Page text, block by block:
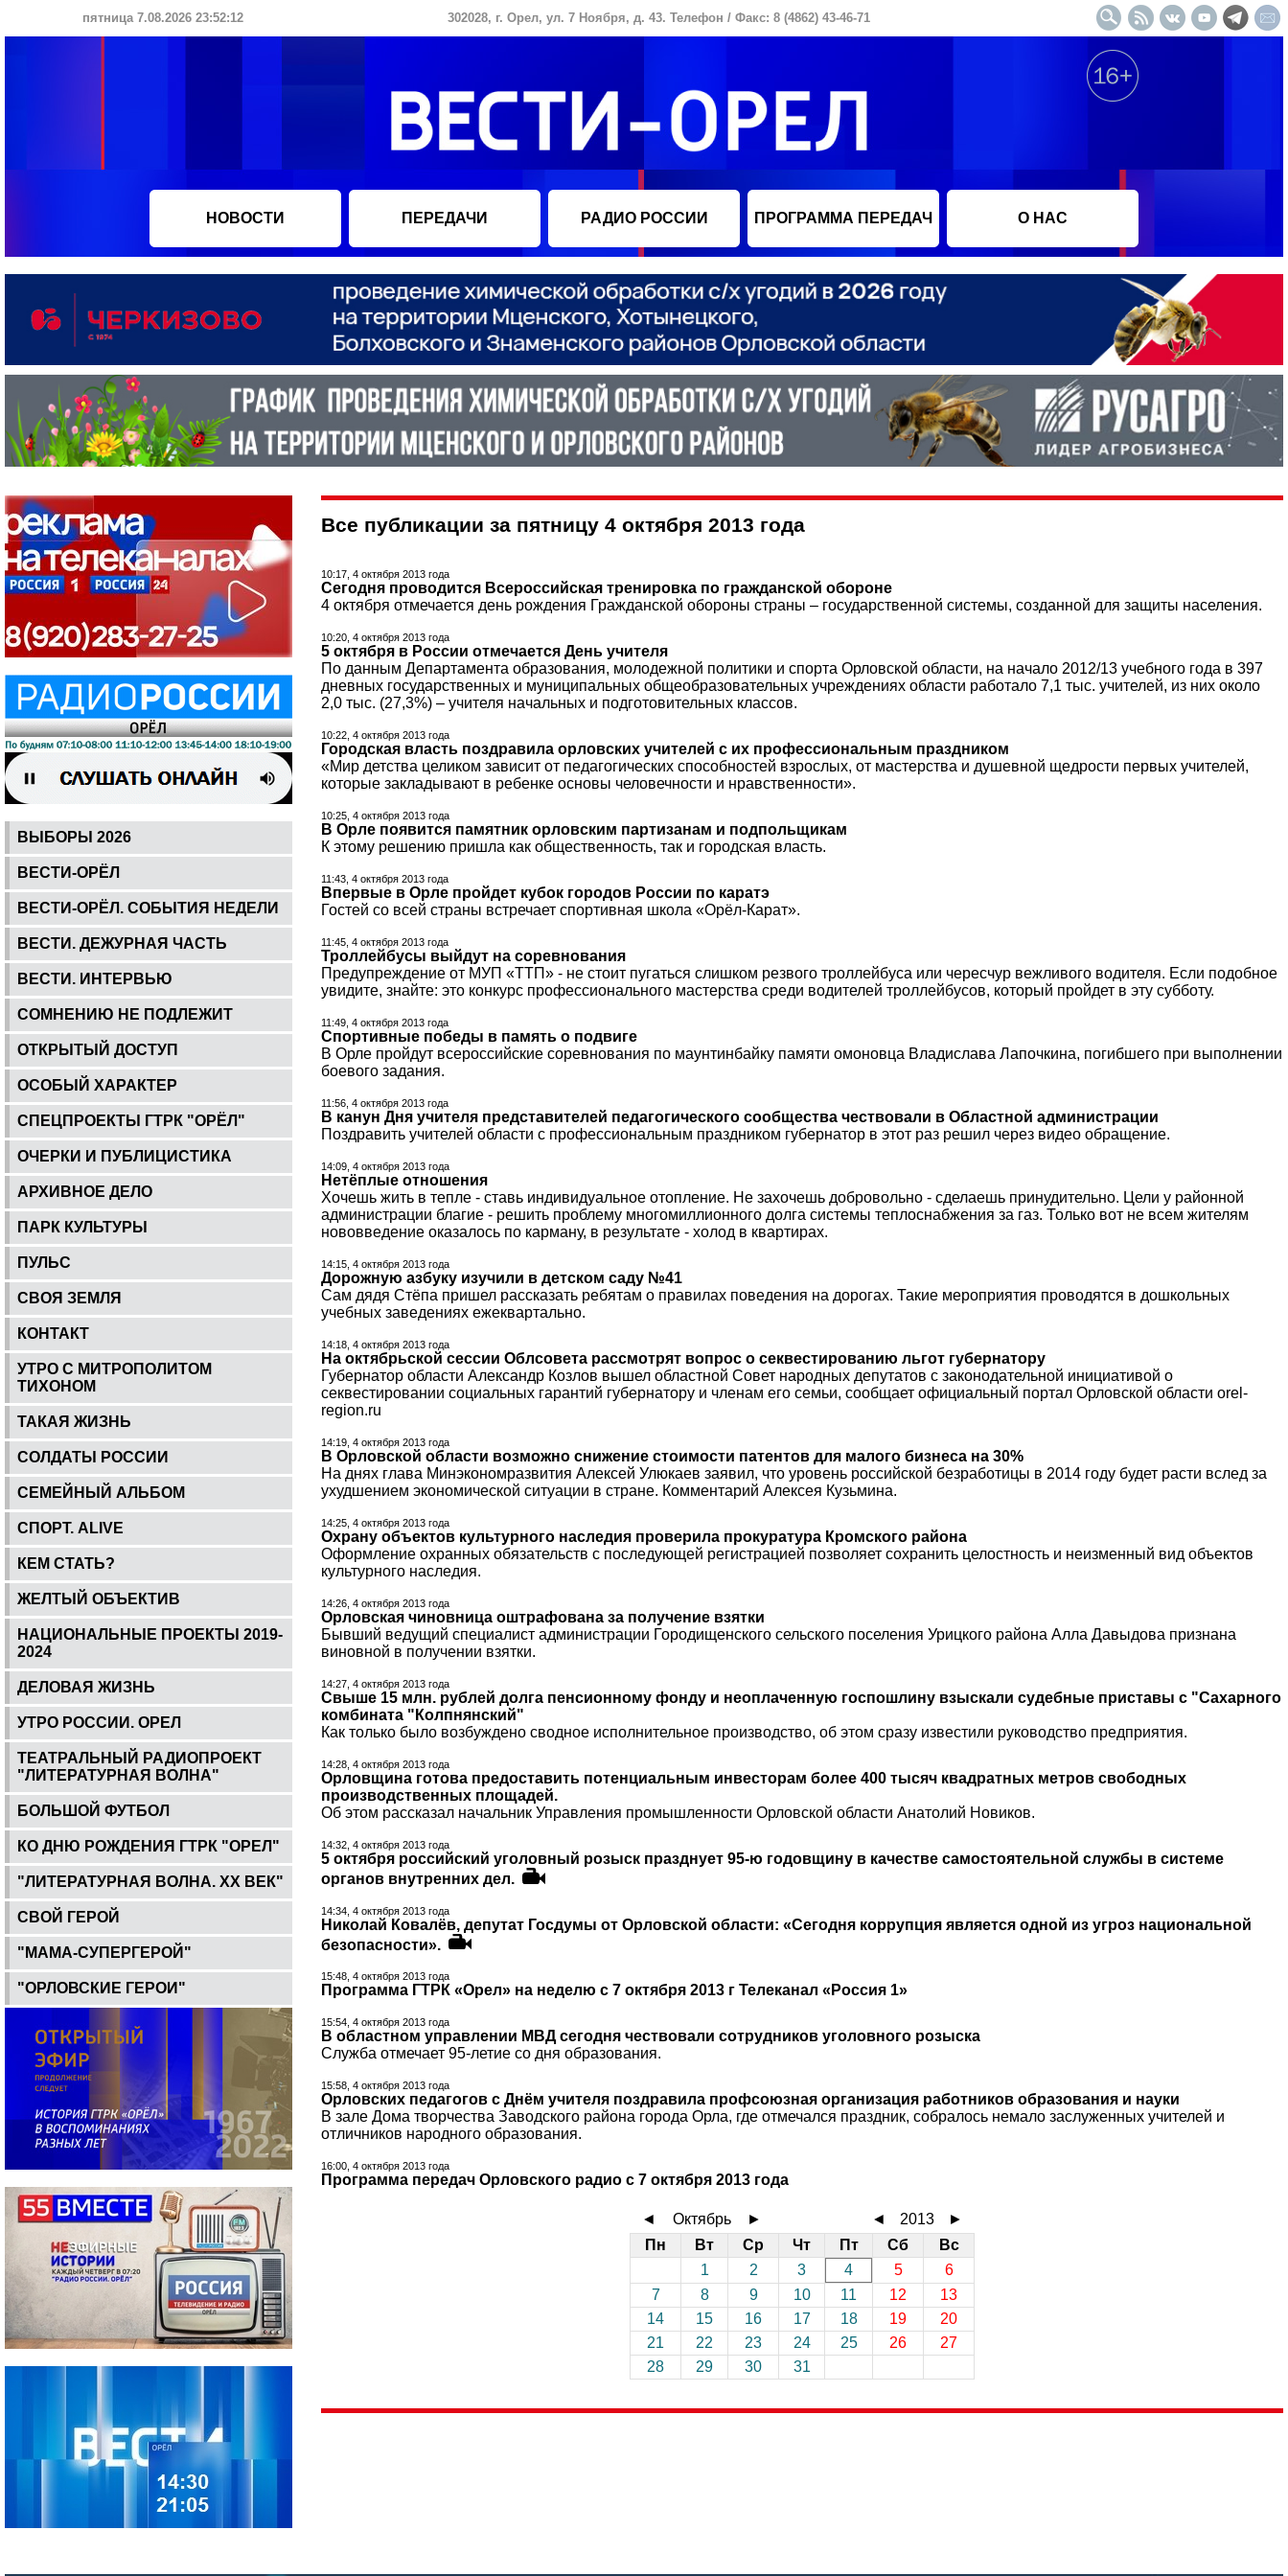
пятница 7.08.2026 23:52:13 302028, г. Орел, ул. 7 Ноября, д. 43. Телефон / Факс: 8 (4862) 43-46-71
НОВОСТИ ПЕРЕДАЧИ РАДИО РОССИИ ПРОГРАММА ПЕРЕДАЧ О НАС
ВЫБОРЫ 2026
ВЕСТИ-ОРЁЛ
ВЕСТИ-ОРЁЛ. СОБЫТИЯ НЕДЕЛИ
ВЕСТИ. ДЕЖУРНАЯ ЧАСТЬ
ВЕСТИ. ИНТЕРВЬЮ
СОМНЕНИЮ НЕ ПОДЛЕЖИТ
ОТКРЫТЫЙ ДОСТУП
ОСОБЫЙ ХАРАКТЕР
СПЕЦПРОЕКТЫ ГТРК "ОРЁЛ"
ОЧЕРКИ И ПУБЛИЦИСТИКА
АРХИВНОЕ ДЕЛО
ПАРК КУЛЬТУРЫ
ПУЛЬС
СВОЯ ЗЕМЛЯ
КОНТАКТ
УТРО С МИТРОПОЛИТОМ
ТИХОНОМ
ТАКАЯ ЖИЗНЬ
СОЛДАТЫ РОССИИ
СЕМЕЙНЫЙ АЛЬБОМ
СПОРТ. ALIVE
КЕМ СТАТЬ?
ЖЕЛТЫЙ ОБЪЕКТИВ
НАЦИОНАЛЬНЫЕ ПРОЕКТЫ 2019-
2024
ДЕЛОВАЯ ЖИЗНЬ
УТРО РОССИИ. ОРЕЛ
ТЕАТРАЛЬНЫЙ РАДИОПРОЕКТ
"ЛИТЕРАТУРНАЯ ВОЛНА"
БОЛЬШОЙ ФУТБОЛ
КО ДНЮ РОЖДЕНИЯ ГТРК "ОРЕЛ"
"ЛИТЕРАТУРНАЯ ВОЛНА. ХХ ВЕК"
СВОЙ ГЕРОЙ
"МАМА-СУПЕРГЕРОЙ"
"ОРЛОВСКИЕ ГЕРОИ"
Все публикации за пятницу 4 октября 2013 года
10:17, 4 октября 2013 года
Сегодня проводится Всероссийская тренировка по гражданской обороне
4 октября отмечается день рождения Гражданской обороны страны – государственной системы, созданной для защиты населения.
10:20, 4 октября 2013 года
5 октября в России отмечается День учителя
По данным Департамента образования, молодежной политики и спорта Орловской области, на начало 2012/13 учебного года в 397
дневных государственных и муниципальных общеобразовательных учреждениях области работало 7,1 тыс. учителей, из них около
2,0 тыс. (27,3%) – учителя начальных и подготовительных классов.
10:22, 4 октября 2013 года
Городская власть поздравила орловских учителей с их профессиональным праздником
«Мир детства целиком зависит от педагогических способностей взрослых, от мастерства и душевной щедрости первых учителей,
которые закладывают в ребенке основы человечности и нравственности».
10:25, 4 октября 2013 года
В Орле появится памятник орловским партизанам и подпольщикам
К этому решению пришла как общественность, так и городская власть.
11:43, 4 октября 2013 года
Впервые в Орле пройдет кубок городов России по каратэ
Гостей со всей страны встречает спортивная школа «Орёл-Карат».
11:45, 4 октября 2013 года
Троллейбусы выйдут на соревнования
Предупреждение от МУП «ТТП» - не стоит пугаться слишком резвого троллейбуса или чересчур вежливого водителя. Если подобное
увидите, знайте: это конкурс профессионального мастерства среди водителей троллейбусов, который пройдет в эту субботу.
11:49, 4 октября 2013 года
Спортивные победы в память о подвиге
В Орле пройдут всероссийские соревнования по маунтинбайку памяти омоновца Владислава Лапочкина, погибшего при выполнении
боевого задания.
11:56, 4 октября 2013 года
В канун Дня учителя представителей педагогического сообщества чествовали в Областной администрации
Поздравить учителей области с профессиональным праздником губернатор в этот раз решил через видео обращение.
14:09, 4 октября 2013 года
Нетёплые отношения
Хочешь жить в тепле - ставь индивидуальное отопление. Не захочешь добровольно - сделаешь принудительно. Цели у районной
администрации благие - решить проблему многомиллионного долга системы теплоснабжения за газ. Только вот не всем жителям
нововведение оказалось по карману, в результате - холод в квартирах.
14:15, 4 октября 2013 года
Дорожную азбуку изучили в детском саду №41
Сам дядя Стёпа пришел рассказать ребятам о правилах поведения на дорогах. Такие мероприятия проводятся в дошкольных
учебных заведениях ежеквартально.
14:18, 4 октября 2013 года
На октябрьской сессии Облсовета рассмотрят вопрос о секвестированию льгот губернатору
Губернатор области Александр Козлов вышел областной Совет народных депутатов с законодательной инициативой о
секвестировании социальных гарантий губернатору и членам его семьи, сообщает официальный портал Орловской области orel-
region.ru
14:19, 4 октября 2013 года
В Орловской области возможно снижение стоимости патентов для малого бизнеса на 30%
На днях глава Минэкономразвития Алексей Улюкаев заявил, что уровень российской безработицы в 2014 году будет расти вслед за
ухудшением экономической ситуации в стране. Комментарий Алексея Кузьмина.
14:25, 4 октября 2013 года
Охрану объектов культурного наследия проверила прокуратура Кромского района
Оформление охранных обязательств с последующей регистрацией позволяет сохранить целостность и неизменный вид объектов
культурного наследия.
14:26, 4 октября 2013 года
Орловская чиновница оштрафована за получение взятки
Бывший ведущий специалист администрации Городищенского сельского поселения Урицкого района Алла Давыдова признана
виновной в получении взятки.
14:27, 4 октября 2013 года
Свыше 15 млн. рублей долга пенсионному фонду и неоплаченную госпошлину взыскали судебные приставы с "Сахарного
комбината "Колпнянский"
Как только было возбуждено сводное исполнительное производство, об этом сразу известили руководство предприятия.
14:28, 4 октября 2013 года
Орловщина готова предоставить потенциальным инвесторам более 400 тысяч квадратных метров свободных
производственных площадей.
Об этом рассказал начальник Управления промышленности Орловской области Анатолий Новиков.
14:32, 4 октября 2013 года
5 октября российский уголовный розыск празднует 95-ю годовщину в качестве самостоятельной службы в системе
органов внутренних дел.
14:34, 4 октября 2013 года
Николай Ковалёв, депутат Госдумы от Орловской области: «Сегодня коррупция является одной из угроз национальной
безопасности».
15:48, 4 октября 2013 года
Программа ГТРК «Орел» на неделю с 7 октября 2013 г Телеканал «Россия 1»
15:54, 4 октября 2013 года
В областном управлении МВД сегодня чествовали сотрудников уголовного розыска
Служба отмечает 95-летие со дня образования.
15:58, 4 октября 2013 года
Орловских педагогов с Днём учителя поздравила профсоюзная организация работников образования и науки
В зале Дома творчества Заводского района города Орла, где отмечался праздник, собралось немало заслуженных учителей и
отличников народного образования.
16:00, 4 октября 2013 года
Программа передач Орловского радио с 7 октября 2013 года
◄ Октябрь ► ◄ 2013
►
Пн
Вт Ср Чт Пт Сб
Вс
1
2 3 4 5
6
7
8 9 10 11 12
13
14
15 16 17 18 19
20
21
22 23 24 25 26
27
28
29 30 31